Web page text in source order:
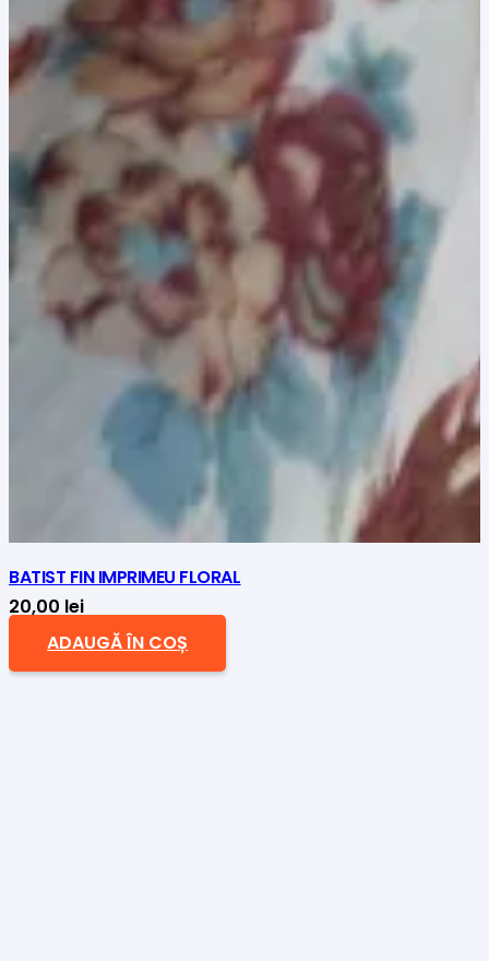
BATIST FIN IMPRIMEU FLORAL
20,00 lei
ADAUGĂ ÎN COȘ